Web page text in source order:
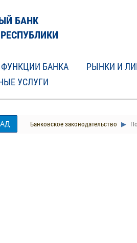
БАНК
ФУНКЦИИ БАНКА РЫНКИ И
УСЛУГИ
Банковское законодательство